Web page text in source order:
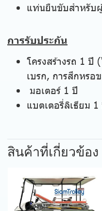
แท่นยืนขับสำหรับ
การรับประกัน
โครงสร้างรถ 1 ปี
เบรก, การสึกหรอ
มอเตอร์ 1 ปี
แบตเตอรี่ลิเธียม 1
สินค้าที่เกี่ยวข้อง